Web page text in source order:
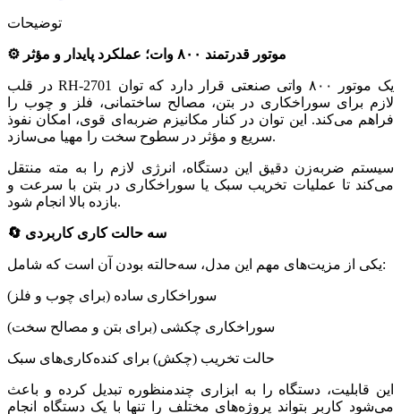
توضیحات
⚙️ موتور قدرتمند ۸۰۰ وات؛ عملکرد پایدار و مؤثر
در قلب RH‑2701 یک موتور ۸۰۰ واتی صنعتی قرار دارد که توان
لازم برای سوراخکاری در بتن، مصالح ساختمانی، فلز و چوب را
فراهم می‌کند. این توان در کنار مکانیزم ضربه‌ای قوی، امکان نفوذ
سریع و مؤثر در سطوح سخت را مهیا می‌سازد.
سیستم ضربه‌زن دقیق این دستگاه، انرژی لازم را به مته منتقل
می‌کند تا عملیات تخریب سبک یا سوراخکاری در بتن با سرعت و
بازده بالا انجام شود.
🔄 سه حالت کاری کاربردی
یکی از مزیت‌های مهم این مدل، سه‌حالته بودن آن است که شامل:
سوراخکاری ساده (برای چوب و فلز)
سوراخکاری چکشی (برای بتن و مصالح سخت)
حالت تخریب (چکش) برای کنده‌کاری‌های سبک
این قابلیت، دستگاه را به ابزاری چندمنظوره تبدیل کرده و باعث
می‌شود کاربر بتواند پروژه‌های مختلف را تنها با یک دستگاه انجام